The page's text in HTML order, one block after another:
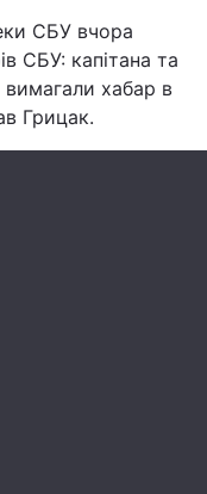
СБУ вчора
СБУ: капітана та
вимагали хабар в
Грицак.